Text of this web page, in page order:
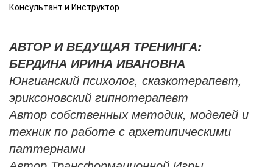
Консультант и Инструктор
АВТОР И ВЕДУЩАЯ ТРЕНИНГА:
БЕРДИНА ИРИНА ИВАНОВНА
Юнгианский психолог, сказкотерапевт,
эриксоновский гипнотерапевт
Автор собственных методик, моделей и
техник по работе с архетипическими
паттернами